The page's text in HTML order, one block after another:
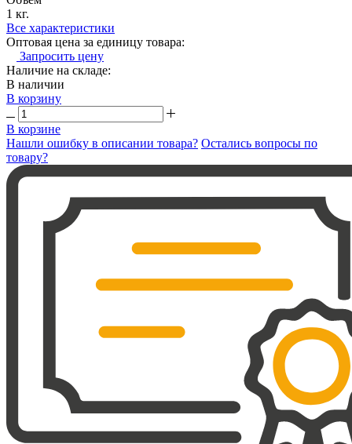
1 кг.
Все характеристики
Оптовая цена за единицу товара:
Запросить цену
Наличие на складе:
В наличии
В корзину
В корзине
Нашли ошибку в описании товара? Остались вопросы по
товару?